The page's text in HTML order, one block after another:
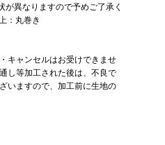
異なりますので予めご了承く
：丸巻き
キャンセルはお受けできませ
し等加工された後は、不良で
いますので、加工前に生地の